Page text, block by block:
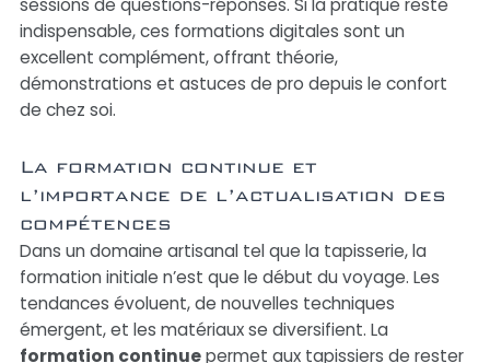
indispensable, ces formations digitales sont un
excellent complément, offrant théorie,
démonstrations et astuces de pro depuis le confort
de chez soi.
La formation continue et
l’importance de l’actualisation des
compétences
Dans un domaine artisanal tel que la tapisserie, la
formation initiale n’est que le début du voyage. Les
tendances évoluent, de nouvelles techniques
émergent, et les matériaux se diversifient. La
formation continuepermet aux tapissiers de rester